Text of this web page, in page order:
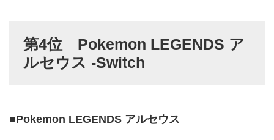
第4位 Pokemon LEGENDS ア
ルセウス -Switch
■Pokemon LEGENDS アルセウス